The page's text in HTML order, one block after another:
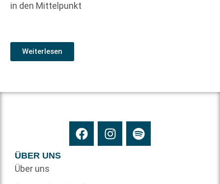
in den Mittelpunkt
Weiterlesen
ÜBER UNS
Über uns